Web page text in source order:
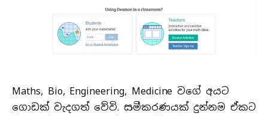
Maths, Bio, Engineering, Medicine වගේ අයට
ගොඩක් වැදගත් වේවි. සමීකරණයක් දුන්නම ඒකට